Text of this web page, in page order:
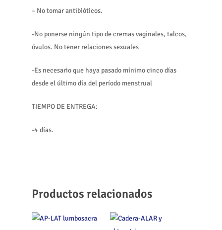
– No tomar antibióticos.
-No ponerse ningún tipo de cremas vaginales, talcos,
óvulos. No tener relaciones sexuales
-Es necesario que haya pasado mínimo cinco días
desde el último día del período menstrual
TIEMPO DE ENTREGA:
-4 días.
Productos relacionados